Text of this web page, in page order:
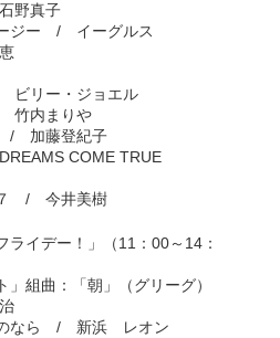
野真子
ージー / イーグルス
ビリー・ジョエル
竹内まりや
/ 加藤登紀子
COME TRUE
７ / 今井美樹
イデー！」（11：00～14：
組曲：「朝」（グリーグ）
なら / 新浜 レオン